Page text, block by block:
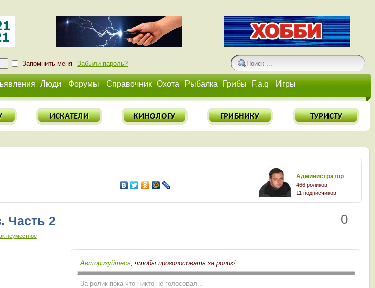
Запомнить меня Забыли пароль?
Люди Форумы Справочник Охота Рыбалка Грибы F.a.q Игры
Администратор
466 роликов
11 подписчиков
0
Часть 2
неуместное
Авторизуйтесь , чтобы проголосовать за ролик!
За ролик пока что никто не голосовал...